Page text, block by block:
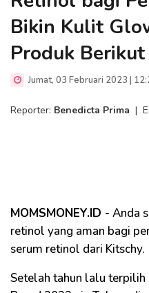
Bikin Kulit
Produk Berikut
Jumat, 03 Februari 2023 |
Reporter: Benedicta Prima |
MOMSMONEY.ID - Anda
retinol yang aman bagi
serum retinol dari Kitschy.
Setelah tahun lalu